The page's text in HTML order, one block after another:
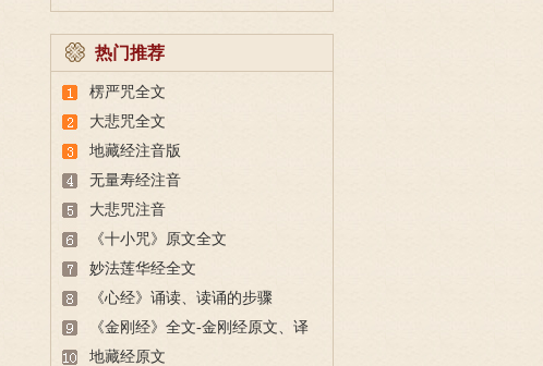
热门推荐
楞严咒全文
大悲咒全文
地藏经注音版
无量寿经注音
大悲咒注音
《十小咒》原文全文
妙法莲华经全文
《心经》诵读、读诵的步骤
《金刚经》全文-金刚经原文、译
文及释意
地藏经原文